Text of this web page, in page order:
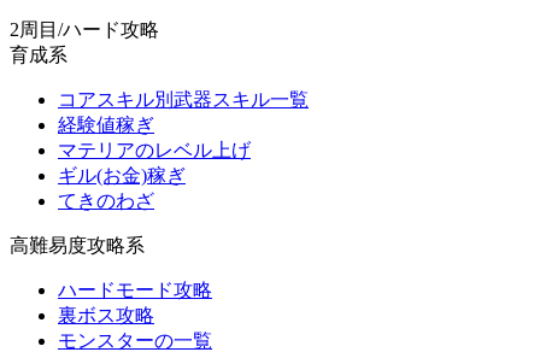
2周目/ハード攻略
育成系
コアスキル別武器スキル一覧
経験値稼ぎ
マテリアのレベル上げ
ギル(お金)稼ぎ
てきのわざ
高難易度攻略系
ハードモード攻略
裏ボス攻略
モンスターの一覧